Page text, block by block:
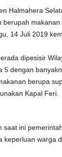
Halmahera
berupah makanan
14 Juli 2019
dipesisir
5 dengan
berupa
Kapal Feri.
saat ini
keperluan warga